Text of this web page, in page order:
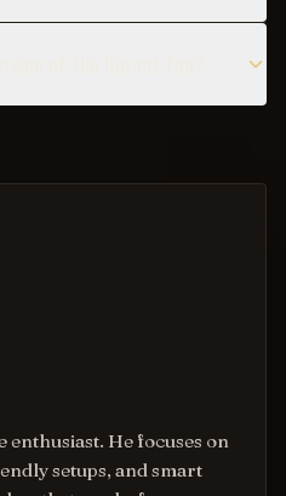
enthusiast. He focuses on
setups, and smart